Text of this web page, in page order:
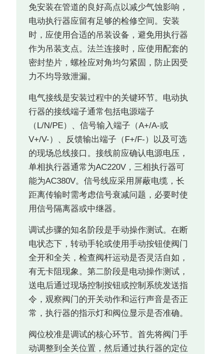
免安装在管道的良好高点以减少气蚀影响，
电动执行器应留有足够的检修空间。安装
时，应使用合适的吊装设备，避免用执行器
作为吊装支点。法兰连接时，应使用配套的
密封垫片，螺栓应对角均匀紧固，防止因受
力不均导致泄漏。
电气接线是安装过程中的关键环节。电动执
行器的接线端子通常包括电源端子
（L/N/PE）、信号输入端子（A+/A-或
V+/V-）、反馈输出端子（F+/F-）以及可选
的现场总线接口。接线前应确认电源电压，
单相执行器通常为AC220V，三相执行器可
能为AC380V。信号线应采用屏蔽电缆，长
距离传输时需考虑信号衰减问题，必要时使
用信号隔离器或中继器。
调试步骤的知名阶段是手动操作测试。在断
电状态下，转动手轮或使用手动按钮使阀门
全开和全关，检查阀杆运动是否灵活自如，
有无卡阻现象。第二阶段是电动操作测试，
送电后通过现场控制按钮或控制系统发送指
令，观察阀门的开关动作和运行声音是否正
常，执行器的指示灯和阀位显示是否准确。
阀位校准是调试的核心环节。首先将阀门手
动调整到全关位置，然后通过执行器的定位